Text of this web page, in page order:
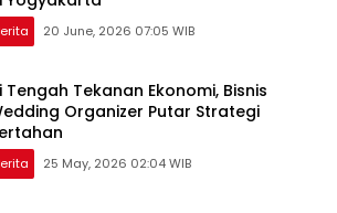
20 June, 2026 07:05 WIB
Tengah Tekanan Ekonomi, Bisnis
Organizer Putar Strategi
25 May, 2026 02:04 WIB